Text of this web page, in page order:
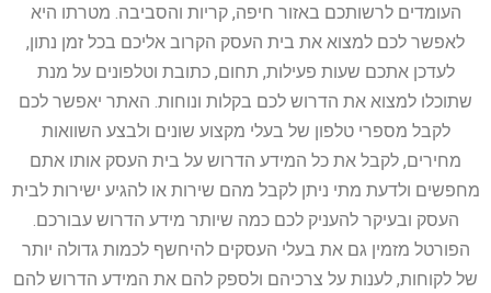
העומדים לרשותכם באזור חיפה, קריות והסביבה. מטרתו היא
לאפשר לכם למצוא את בית העסק הקרוב אליכם בכל זמן נתון,
לעדכן אתכם שעות פעילות, תחום, כתובת וטלפונים על מנת
שתוכלו למצוא את הדרוש לכם בקלות ונוחות. האתר יאפשר לכם
לקבל מספרי טלפון של בעלי מקצוע שונים ולבצע השוואות
מחירים, לקבל את כל המידע הדרוש על בית העסק אותו אתם
מחפשים ולדעת מתי ניתן לקבל מהם שירות או להגיע ישירות לבית
העסק ובעיקר להעניק לכם כמה שיותר מידע הדרוש עבורכם.
הפורטל מזמין גם את בעלי העסקים להיחשף לכמות גדולה יותר
של לקוחות, לענות על צרכיהם ולספק להם את המידע הדרוש להם